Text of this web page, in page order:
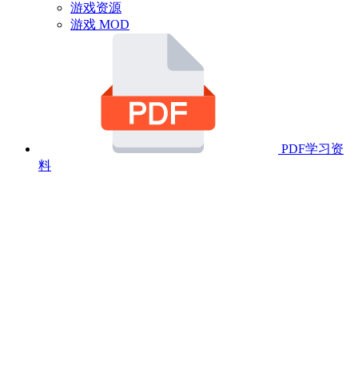
游戏资源
游戏 MOD
PDF学习资
料